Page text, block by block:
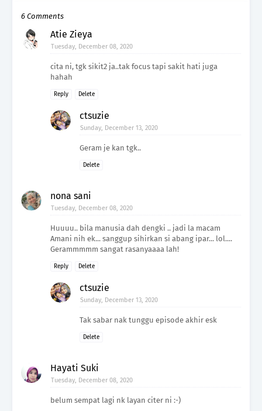
6 Comments
Atie Zieya
Tuesday, December 08, 2020
cita ni, tgk sikit2 ja..tak focus tapi sakit hati juga
hahah
Reply Delete
ctsuzie
Sunday, December 13, 2020
Geram je kan tgk..
Delete
nona sani
Tuesday, December 08, 2020
Huuuu.. bila manusia dah dengki .. jadi la macam
Amani nih ek... sanggup sihirkan si abang ipar... lol....
Gerammmmm sangat rasanyaaaa lah!
Reply Delete
ctsuzie
Sunday, December 13, 2020
Tak sabar nak tunggu episode akhir esk
Delete
Hayati Suki
Tuesday, December 08, 2020
belum sempat lagi nk layan citer ni :-)